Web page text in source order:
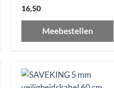
16,50
Meebestellen